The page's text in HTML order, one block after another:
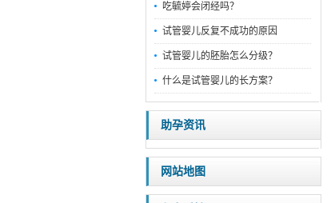
吃毓婷会闭经吗？
试管婴儿反复不成功的原因
试管婴儿的胚胎怎么分级？
什么是试管婴儿的长方案？
助孕资讯
网站地图